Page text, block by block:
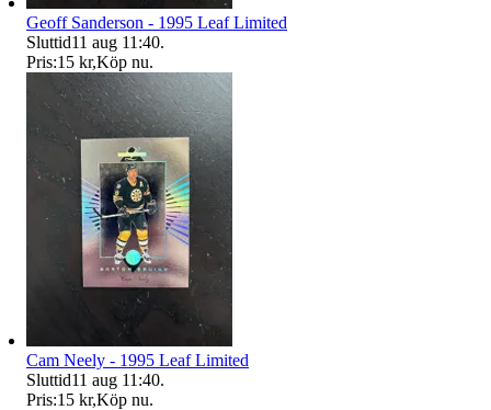
Geoff Sanderson - 1995 Leaf Limited
Sluttid11 aug 11:40.
Pris:15 kr,Köp nu.
Cam Neely - 1995 Leaf Limited
Sluttid11 aug 11:40.
Pris:15 kr,Köp nu.